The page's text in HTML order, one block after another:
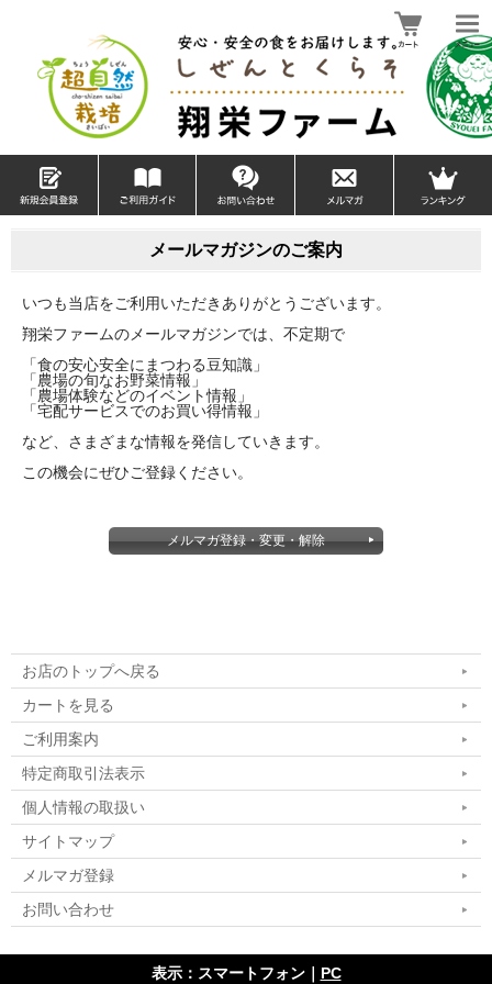
メールマガジンのご案内
いつも当店をご利用いただきありがとうございます。
翔栄ファームのメールマガジンでは、不定期で
「食の安心安全にまつわる豆知識」
「農場の旬なお野菜情報」
「農場体験などのイベント情報」
「宅配サービスでのお買い得情報」
など、さまざまな情報を発信していきます。
この機会にぜひご登録ください。
お店のトップへ戻る
カートを見る
ご利用案内
特定商取引法表示
個人情報の取扱い
サイトマップ
メルマガ登録
お問い合わせ
表示：スマートフォン｜ PC